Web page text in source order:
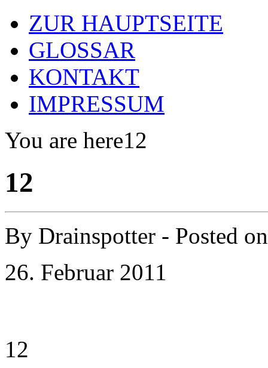
ZUR HAUPTSEITE
GLOSSAR
KONTAKT
IMPRESSUM
You are here12
12
By Drainspotter - Posted
26. Februar 2011
12